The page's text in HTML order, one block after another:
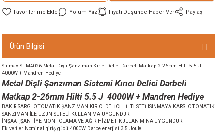
Yorum Yaz Fiyatı Düşünce Haber Ver Paylaş
Ürün Bilgisi
Stilmax STM4026 Metal Dişli Şanzıman Kırıcı Delici Darbeli Matkap 2-26mm Hilti 5.5 J
4000W + Mandren Hediye
Metal Dişli Şanzıman Sistemi Kırıcı Delici Darbeli
Matkap 2-26mm Hilti 5.5 J 4000W + Mandren Hediye
BAKIR SARGI OTOMATİK ŞANZIMAN KIRICI DELİCİ HİLTİ SETİ ISINMAYA KARSI OTOMATIK
SANZIMAN İLE UZUN SÜRELİ KULLANIMA UYGUNDUR
İNŞAAT,ŞANTİYE MONTOLAMA VE AĞIR HİZMET KULLANIMINA UYGUNDUR
Ek veriler Nominal giriş gücü 4000W Darbe enerjisi 3.5 Joule